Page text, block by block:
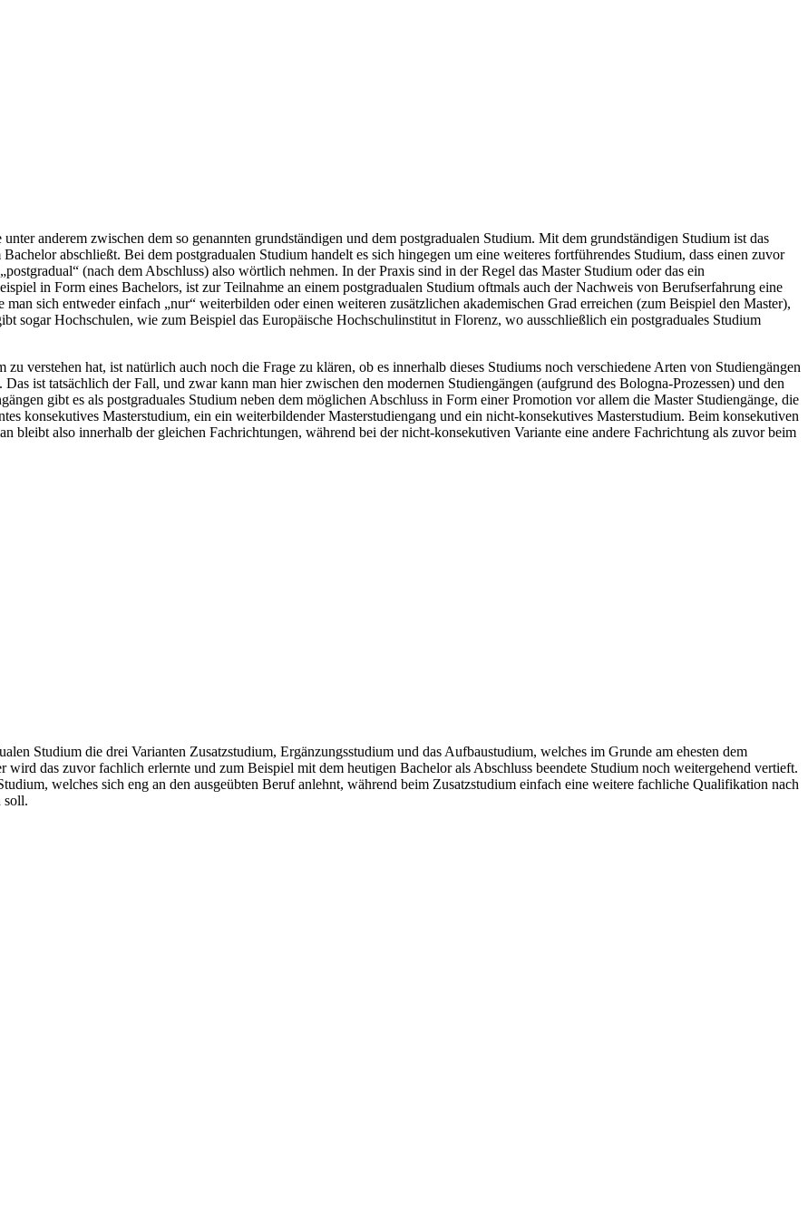
anderem zwischen dem so genannten grundständigen und dem postgradualen Studium. Mit dem grundständigen Studium ist das
abschließt. Bei dem postgradualen Studium handelt es sich hingegen um eine weiteres fortführendes Studium, dass einen zuvor
(nach dem Abschluss) also wörtlich nehmen. In der Praxis sind in der Regel das Master Studium oder das ein
in Form eines Bachelors, ist zur Teilnahme an einem postgradualen Studium oftmals auch der Nachweis von Berufserfahrung eine
sich entweder einfach „nur“ weiterbilden oder einen weiteren zusätzlichen akademischen Grad erreichen (zum Beispiel den Master),
sogar Hochschulen, wie zum Beispiel das Europäische Hochschulinstitut in Florenz, wo ausschließlich ein postgraduales Studium
verstehen hat, ist natürlich auch noch die Frage zu klären, ob es innerhalb dieses Studiums noch verschiedene Arten von Studiengängen
ist tatsächlich der Fall, und zwar kann man hier zwischen den modernen Studiengängen (aufgrund des Bologna-Prozessen) und den
gibt es als postgraduales Studium neben dem möglichen Abschluss in Form einer Promotion vor allem die Master Studiengänge, die
konsekutives Masterstudium, ein ein weiterbildender Masterstudiengang und ein nicht-konsekutives Masterstudium. Beim konsekutiven
bleibt also innerhalb der gleichen Fachrichtungen, während bei der nicht-konsekutiven Variante eine andere Fachrichtung als zuvor beim
Studium die drei Varianten Zusatzstudium, Ergänzungsstudium und das Aufbaustudium, welches im Grunde am ehesten dem
das zuvor fachlich erlernte und zum Beispiel mit dem heutigen Bachelor als Abschluss beendete Studium noch weitergehend vertieft.
welches sich eng an den ausgeübten Beruf anlehnt, während beim Zusatzstudium einfach eine weitere fachliche Qualifikation nach
soll.